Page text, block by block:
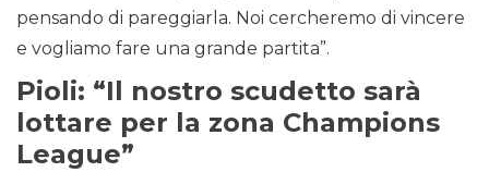
pensando di pareggiarla. Noi cercheremo di vincere
e vogliamo fare una grande partita”.
Pioli: “Il nostro scudetto sarà
lottare per la zona Champions
League”